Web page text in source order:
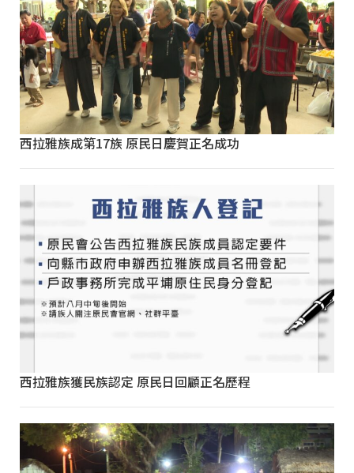
西拉雅族成第17族 原民日慶賀正名成功
西拉雅族獲民族認定 原民日回顧正名歷程